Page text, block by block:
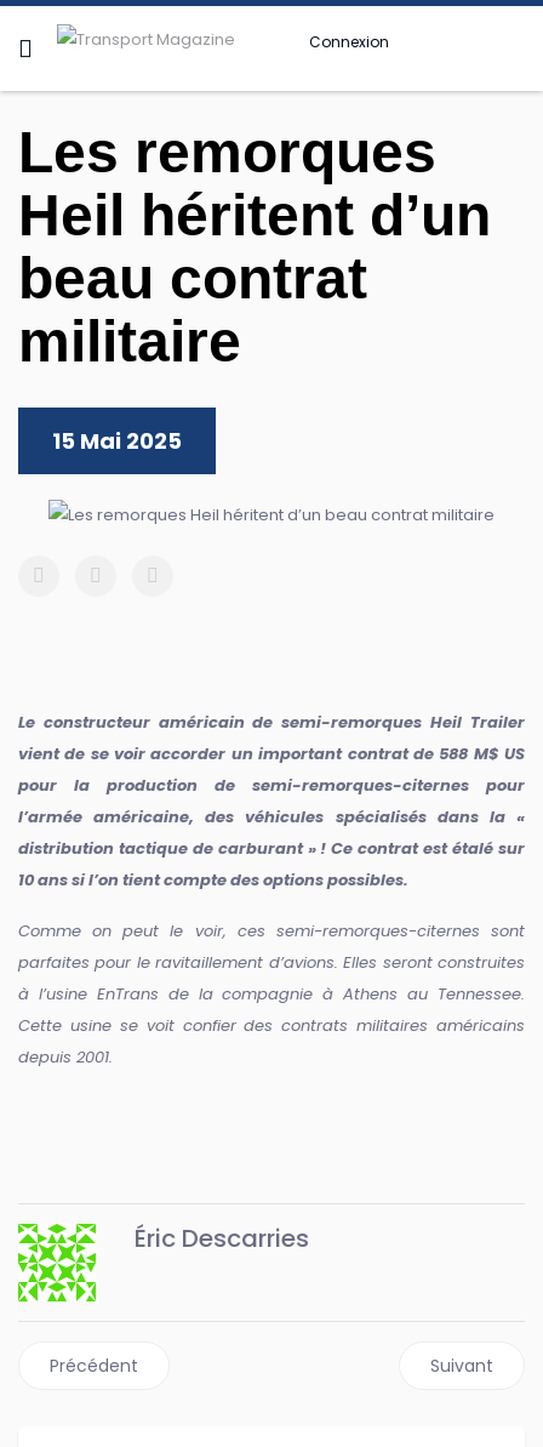
Connexion
Les remorques
Heil héritent d’un
beau contrat
militaire
15 Mai 2025
Le constructeur américain de semi-remorques Heil Trailer
vient de se voir accorder un important contrat de 588 M$ US
pour la production de semi-remorques-citernes pour
l’armée américaine, des véhicules spécialisés dans la «
distribution tactique de carburant » ! Ce contrat est étalé sur
10 ans si l’on tient compte des options possibles.
Comme on peut le voir, ces semi-remorques-citernes sont
parfaites pour le ravitaillement d’avions. Elles seront construites
à l’usine EnTrans de la compagnie à Athens au Tennessee.
Cette usine se voit confier des contrats militaires américains
depuis 2001.
Éric Descarries
Article précédent : Avez-vous peur ?
Précédent Article
Suivant